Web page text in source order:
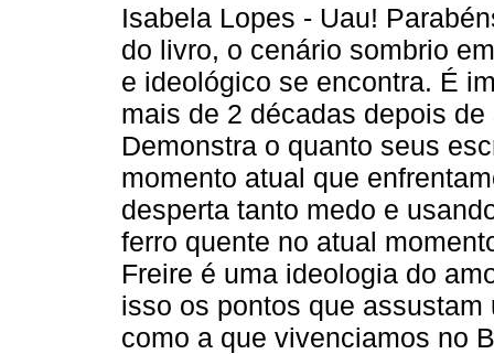
Isabela Lopes - Uau!
do livro, o cenário sombrio
e ideológico se encontra. É
mais de 2 décadas depois
Demonstra o quanto seus
momento atual que
desperta tanto medo e
ferro quente no atual
Freire é uma ideologia do
isso os pontos que
como a que vivenciamos no